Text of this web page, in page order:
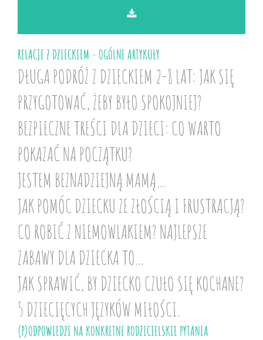
RELACJE Z DZIECKIEM - OGÓLNE ARTYKUŁY
DŁUGA PODRÓŻ Z DZIECKIEM 2-8 LAT: JAK SIĘ
PRZYGOTOWAĆ, ŻEBY BYŁO SPOKOJNIEJ?
BEZPIECZNE TREŚCI DLA DZIECI: CO WARTO
POKAZAĆ NA POCZĄTKU?
JESTEM BEZNADZIEJNĄ MAMĄ…
JAK POMÓC DZIECKU ZE ZŁOŚCIĄ I FRUSTRACJĄ?
CO ROBIĆ Z NIEMOWLAKIEM? NAJLEPSZE
ZABAWY DLA DZIECKA TO...
JAK SPRAWIĆ, BY DZIECKO CZUŁO SIĘ KOCHANE?
5 DZIECIĘCYCH JĘZYKÓW MIŁOŚCI.
(P)ODPOWIEDZI NA KONKRETNE RODZICIELSKIE PYTANIA